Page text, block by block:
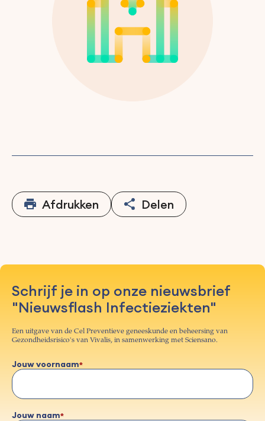
Afdrukken Delen
Schrijf je in op onze nieuwsbrief
"Nieuwsflash Infectieziekten"
Een uitgave van de Cel Preventieve geneeskunde en beheersing van
Gezondheidsrisico's van Vivalis, in samenwerking met Sciensano.
Jouw voornaam
Jouw naam